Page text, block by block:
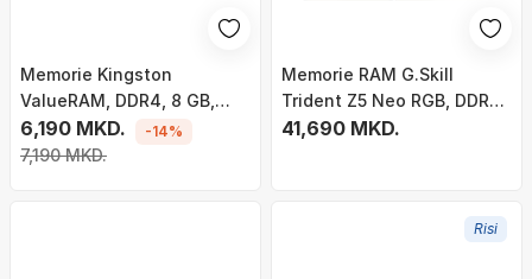
Memorie Kingston
ValueRAM, DDR4, 8 GB,
3200 MHz, CL22,
KVR32N22S6/8
6,190 MKD.
7,190 MKD.
-14%
Memorie RAM G.Skill
Trident Z5 Neo RGB, DDR5,
32 GB, 6000MHz, CL30
41,690 MKD.
Risi